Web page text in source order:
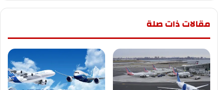
مقالات ذات صلة